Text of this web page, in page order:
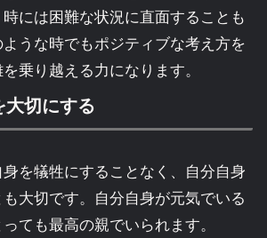
には困難な状況に直面することも
うな時でもポジティブな考え方を
乗り越える力になります。
切にする
を犠牲にすることなく、自分自身
大切です。自分自身が元気でいる
ても最高の親でいられます。